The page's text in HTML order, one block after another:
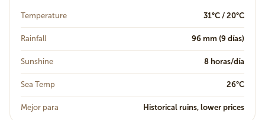
Temperature 31°C / 20°C
Rainfall 96 mm (9 días)
Sunshine 8 horas/día
Sea Temp 26°C
Mejor para Historical ruins, lower prices